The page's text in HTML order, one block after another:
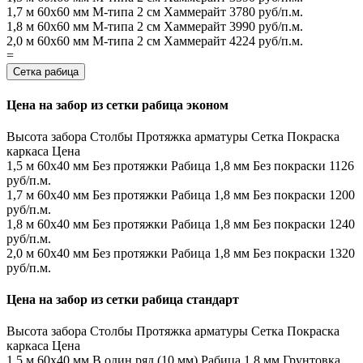
1,7 м 60х60 мм М-типа 2 см Хаммерайт 3780 руб/п.м.
1,8 м 60х60 мм М-типа 2 см Хаммерайт 3990 руб/п.м.
2,0 м 60х60 мм М-типа 2 см Хаммерайт 4224 руб/п.м.
=
Сетка рабица
Цена на забор из сетки рабица эконом
Высота забора Столбы Протяжка арматуры Сетка Покраска
каркаса Цена
1,5 м 60х40 мм Без протяжки Рабица 1,8 мм Без покраски 1126
руб/п.м.
1,7 м 60х40 мм Без протяжки Рабица 1,8 мм Без покраски 1200
руб/п.м.
1,8 м 60х40 мм Без протяжки Рабица 1,8 мм Без покраски 1240
руб/п.м.
2,0 м 60х40 мм Без протяжки Рабица 1,8 мм Без покраски 1320
руб/п.м.
Цена на забор из сетки рабица стандарт
Высота забора Столбы Протяжка арматуры Сетка Покраска
каркаса Цена